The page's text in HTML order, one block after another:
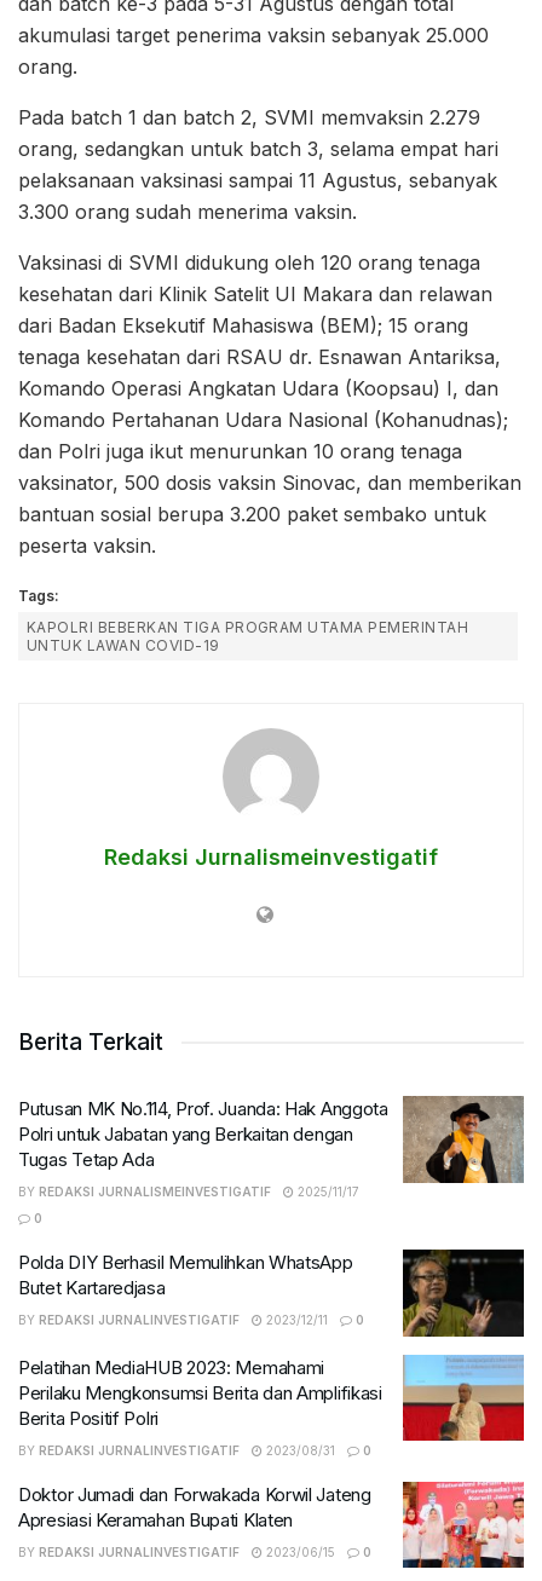
akumulasi target penerima vaksin sebanyak 25.000
orang.
Pada batch 1 dan batch 2, SVMI memvaksin 2.279
orang, sedangkan untuk batch 3, selama empat hari
pelaksanaan vaksinasi sampai 11 Agustus, sebanyak
3.300 orang sudah menerima vaksin.
Vaksinasi di SVMI didukung oleh 120 orang tenaga
kesehatan dari Klinik Satelit UI Makara dan relawan
dari Badan Eksekutif Mahasiswa (BEM); 15 orang
tenaga kesehatan dari RSAU dr. Esnawan Antariksa,
Komando Operasi Angkatan Udara (Koopsau) I, dan
Komando Pertahanan Udara Nasional (Kohanudnas);
dan Polri juga ikut menurunkan 10 orang tenaga
vaksinator, 500 dosis vaksin Sinovac, dan memberikan
bantuan sosial berupa 3.200 paket sembako untuk
peserta vaksin.
Tags:
KAPOLRI BEBERKAN TIGA PROGRAM UTAMA PEMERINTAH
UNTUK LAWAN COVID-19
Redaksi Jurnalismeinvestigatif
Berita Terkait
Putusan MK No.114, Prof. Juanda: Hak Anggota
Polri untuk Jabatan yang Berkaitan dengan
Tugas Tetap Ada
BY REDAKSI JURNALISMEINVESTIGATIF
2025/11/17
0
Polda DIY Berhasil Memulihkan WhatsApp
Butet Kartaredjasa
BY REDAKSI JURNALINVESTIGATIF 2023/12/11 0
Pelatihan MediaHUB 2023: Memahami
Perilaku Mengkonsumsi Berita dan Amplifikasi
Berita Positif Polri
BY REDAKSI JURNALINVESTIGATIF 2023/08/31 0
Doktor Jumadi dan Forwakada Korwil Jateng
Apresiasi Keramahan Bupati Klaten
BY REDAKSI JURNALINVESTIGATIF 2023/06/15 0